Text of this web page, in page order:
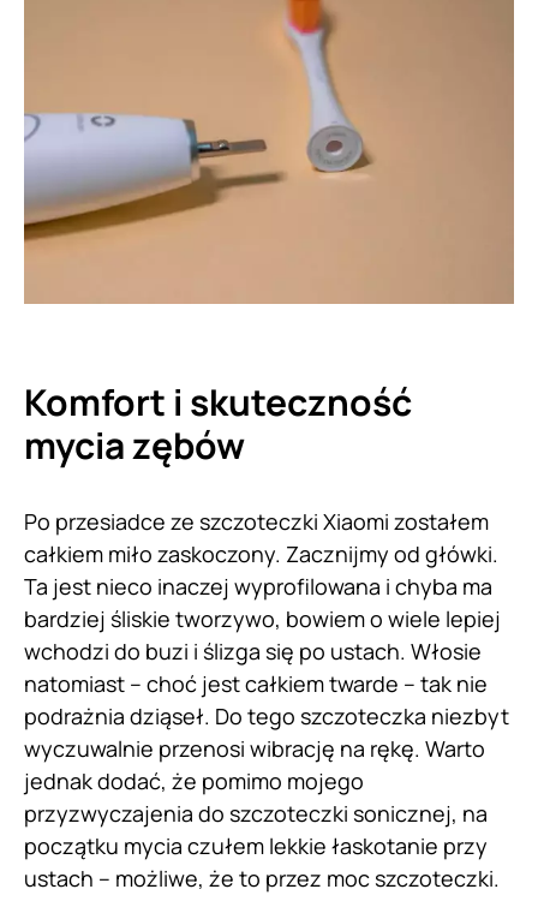
Komfort i skuteczność
mycia zębów
Po przesiadce ze szczoteczki Xiaomi zostałem
całkiem miło zaskoczony. Zacznijmy od główki.
Ta jest nieco inaczej wyprofilowana i chyba ma
bardziej śliskie tworzywo, bowiem o wiele lepiej
wchodzi do buzi i ślizga się po ustach. Włosie
natomiast – choć jest całkiem twarde – tak nie
podrażnia dziąseł. Do tego szczoteczka niezbyt
wyczuwalnie przenosi wibrację na rękę. Warto
jednak dodać, że pomimo mojego
przyzwyczajenia do szczoteczki sonicznej, na
początku mycia czułem lekkie łaskotanie przy
ustach – możliwe, że to przez moc szczoteczki.